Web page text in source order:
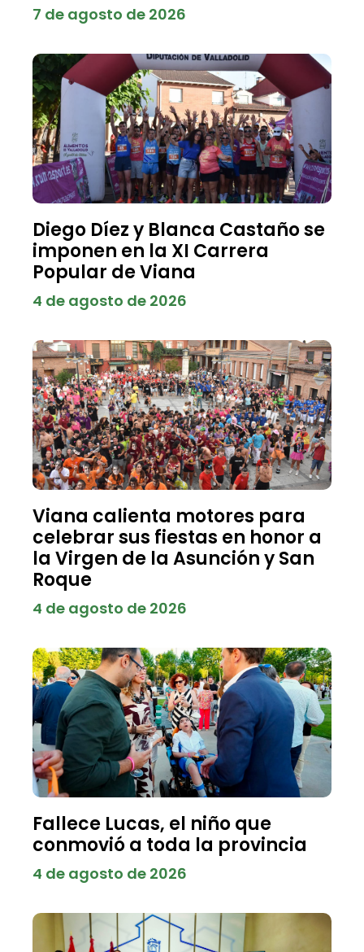
7 de agosto de 2026
Diego Díez y Blanca Castaño se
imponen en la XI Carrera
Popular de Viana
4 de agosto de 2026
Viana calienta motores para
celebrar sus fiestas en honor a
la Virgen de la Asunción y San
Roque
4 de agosto de 2026
Fallece Lucas, el niño que
conmovió a toda la provincia
4 de agosto de 2026